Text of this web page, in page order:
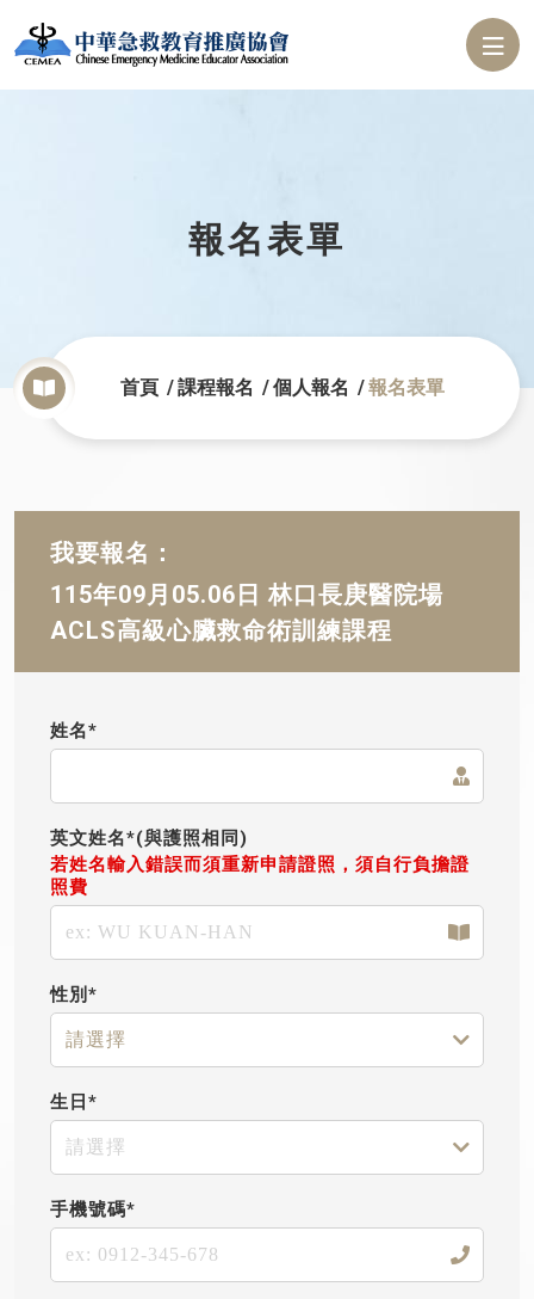
報名表單
首頁 課程報名 個人報名 報名表單
我要報名：
115年09月05.06日 林口長庚醫院場
ACLS高級心臟救命術訓練課程
姓名*
英文姓名*(與護照相同)
若姓名輸入錯誤而須重新申請證照，須自行負擔證
照費
性別*
生日*
手機號碼*